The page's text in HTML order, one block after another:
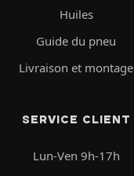
Huiles
Guide du pneu
Livraison et montage
SERVICE CLIENT
Lun-Ven 9h-17h